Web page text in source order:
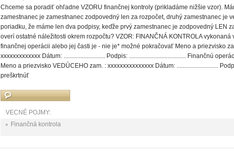
Chceme sa poradiť ohľadne VZORU finančnej kontroly (prikladáme nižšie vzor).
zamestnanec je zamestnanec zodpovedný len za rozpočet, druhý zamestnanec je
poriadku, že máme len dva podpisy, keďže prvý zamestnanec je zodpovedný LEN
overí ostatné náležitosti okrem rozpočtu? VZOR: FINANČNÁ KONTROLA vykonaná
finančnej operácii alebo jej časti je - nie je* možné pokračovať Meno a priezvisko
xxxxxxxxxxxxx Dátum: ........................... Podpis: ..................................... Finančnú
Meno a priezvisko VEDÚCEHO zam. : xxxxxxxxxxxxxxx Dátum: ...........................
preškrtnúť
VECNÉ POJMY:
Finančná kontrola